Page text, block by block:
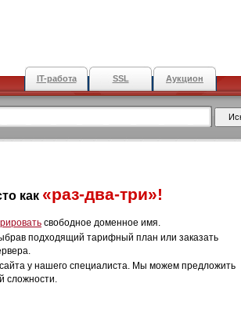
IT-работа SSL Аукцион
как «раз-два-три»!
свободное доменное имя.
подходящий тарифный план или заказать
у нашего специалиста. Мы можем предложить
сложности.